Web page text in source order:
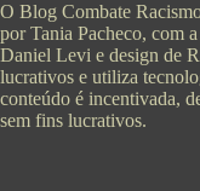
O Blog Combate
por Tania Pacheco, com
Daniel Levi e design de
lucrativos e utiliza
conteúdo é incentivada,
sem fins lucrativos.